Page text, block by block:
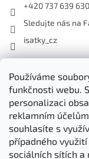
Používáme
funkčnosti webu.
personalizaci
reklamním
souhlasíte s
případného
sociálních sítích a
+420 737 639 630
Sledujte nás na
isatky_cz
Odebírat
Vložte svůj e-mail a
produktech na našem
E-mail